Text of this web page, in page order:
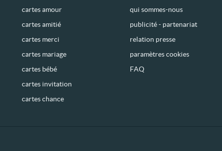
cartes amour
cartes amitié
cartes merci
cartes mariage
cartes bébé
cartes invitation
cartes chance
qui sommes-nous
publicité - partenariat
relation presse
paramètres cookies
FAQ